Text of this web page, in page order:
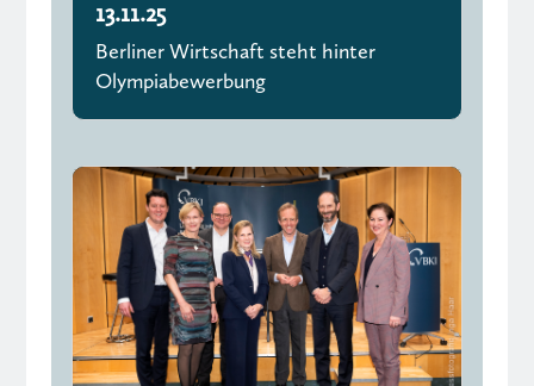
13.11.25
Berliner Wirtschaft steht hinter
Olympiabewerbung